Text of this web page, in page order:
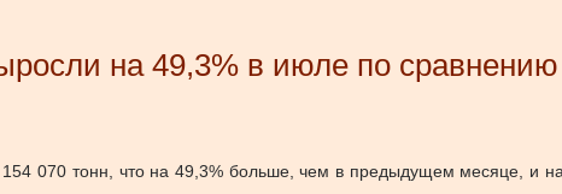
на 49,3% в июле по
154 070 тонн, что на 49,3% больше, чем в предыдущем месяце,